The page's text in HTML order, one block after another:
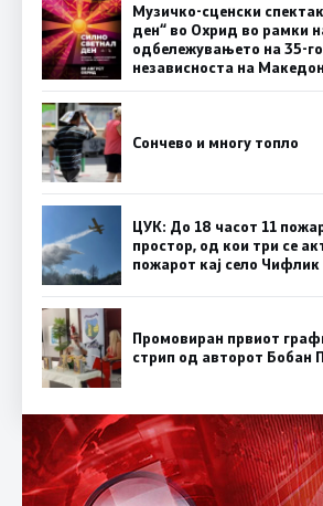
Музичко-сценски
ден“ во Охрид во рамки
одбележувањето на 35-
независноста на
Сончево и многу топло
ЦУК: До 18 часот 11
простор, од кои три се
пожарот кај село Чифлик
Промовиран првиот
стрип од авторот Бобан